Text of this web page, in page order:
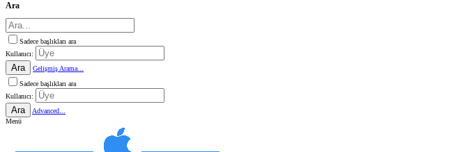
Ara
Sadece başlıkları ara
Kullanıcı:
Ara
Gelişmiş Arama...
Sadece başlıkları ara
Kullanıcı:
Ara
Advanced...
Menü